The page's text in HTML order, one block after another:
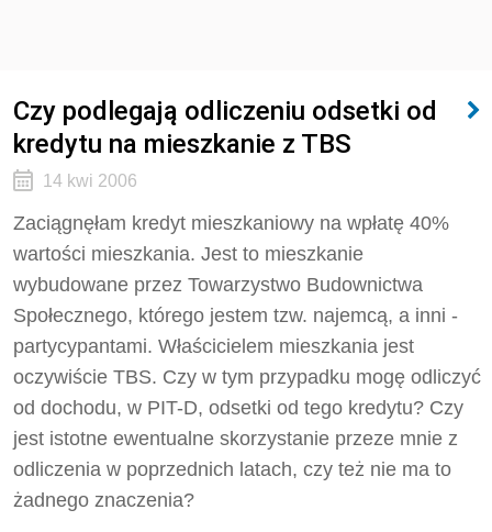
Czy podlegają odliczeniu odsetki od
kredytu na mieszkanie z TBS
14 kwi 2006
Zaciągnęłam kredyt mieszkaniowy na wpłatę 40%
wartości mieszkania. Jest to mieszkanie
wybudowane przez Towarzystwo Budownictwa
Społecznego, którego jestem tzw. najemcą, a inni -
partycypantami. Właścicielem mieszkania jest
oczywiście TBS. Czy w tym przypadku mogę odliczyć
od dochodu, w PIT-D, odsetki od tego kredytu? Czy
jest istotne ewentualne skorzystanie przeze mnie z
odliczenia w poprzednich latach, czy też nie ma to
żadnego znaczenia?